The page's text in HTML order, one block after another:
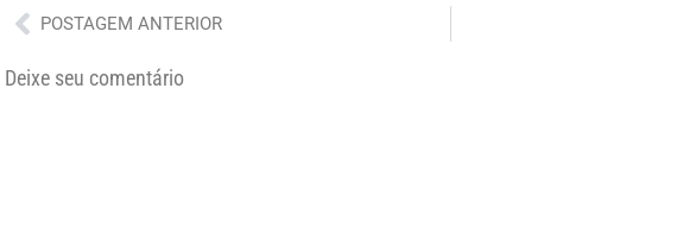
Anterior
POSTAGEM ANTERIOR
Deixe seu comentário